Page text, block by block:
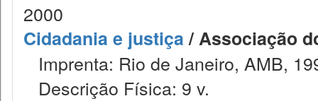
2000
Cidadania e justiça/ Associação
Imprenta: Rio de Janeiro, AMB,
Descrição Física: 9 v.